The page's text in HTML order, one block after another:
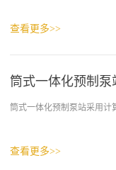
查看更多>>
筒式一体化预制
筒式一体化预制泵站采用计
查看更多>>